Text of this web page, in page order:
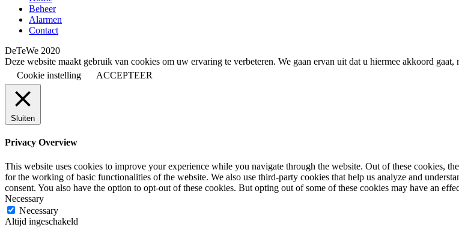
Beheer
Alarmen
Contact
DeTeWe 2020
Deze website maakt gebruik van cookies om uw ervaring te verbeteren. We gaan ervan uit dat u hiermee akkoord
Cookie instelling
ACCEPTEER
Sluiten
Privacy Overview
This website uses cookies to improve your experience while you navigate through the website. Out of these cookies,
for the working of basic functionalities of the website. We also use third-party cookies that help us analyze and
consent. You also have the option to opt-out of these cookies. But opting out of some of these cookies may have an
Necessary
Necessary
Altijd ingeschakeld